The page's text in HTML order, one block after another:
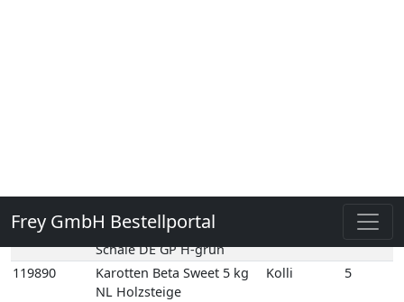
119860
Karotten 1kg gepackt 12
Schale DE GP H-grün
12
119890
Karotten Beta Sweet 5 kg
NL Holzsteige
Kolli 5